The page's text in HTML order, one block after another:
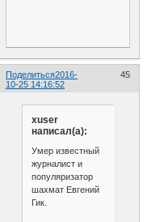
Поделиться 45
2016-
10-25 14:16:52
xuser
написал(а):
Умер известный
журналист и
популяризатор
шахмат Евгений
Гик.